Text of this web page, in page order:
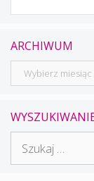
ARCHIWUM
Archiwum